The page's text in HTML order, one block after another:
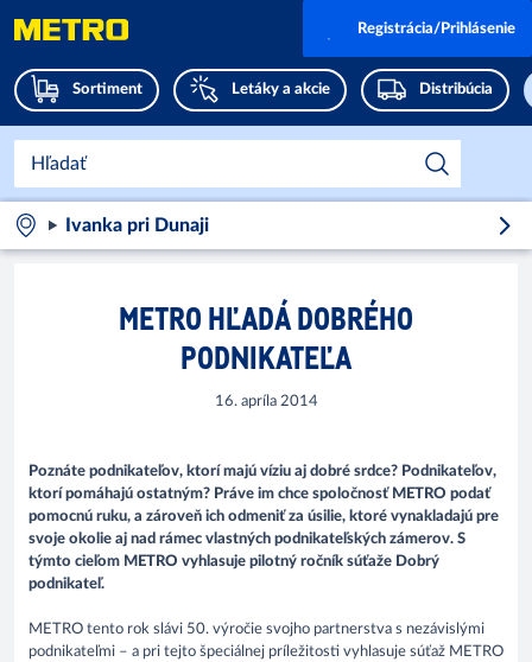
Sortiment Letáky a akcie Distribúcia
Registrácia/Prihlásenie
Ivanka pri Dunaji
METRO HĽADÁ DOBRÉHO
PODNIKATEĽA
16. apríla 2014
Poznáte podnikateľov, ktorí majú víziu aj dobré srdce? Podnikateľov,
ktorí pomáhajú ostatným? Práve im chce spoločnosť METRO podať
pomocnú ruku, a zároveň ich odmeniť za úsilie, ktoré vynakladajú pre
svoje okolie aj nad rámec vlastných podnikateľských zámerov. S
týmto cieľom METRO vyhlasuje pilotný ročník súťaže Dobrý
podnikateľ.
METRO tento rok slávi 50. výročie svojho partnerstva s nezávislými
podnikateľmi – a pri tejto špeciálnej príležitosti vyhlasuje súťaž METRO